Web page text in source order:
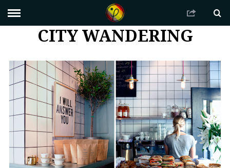
CITY WANDERING